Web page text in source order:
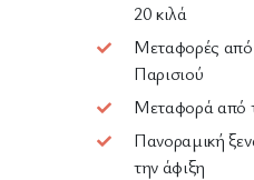
20 κιλά
Μεταφορές από
Παρισιού
Μεταφορά από
Πανοραμική
την άφιξη